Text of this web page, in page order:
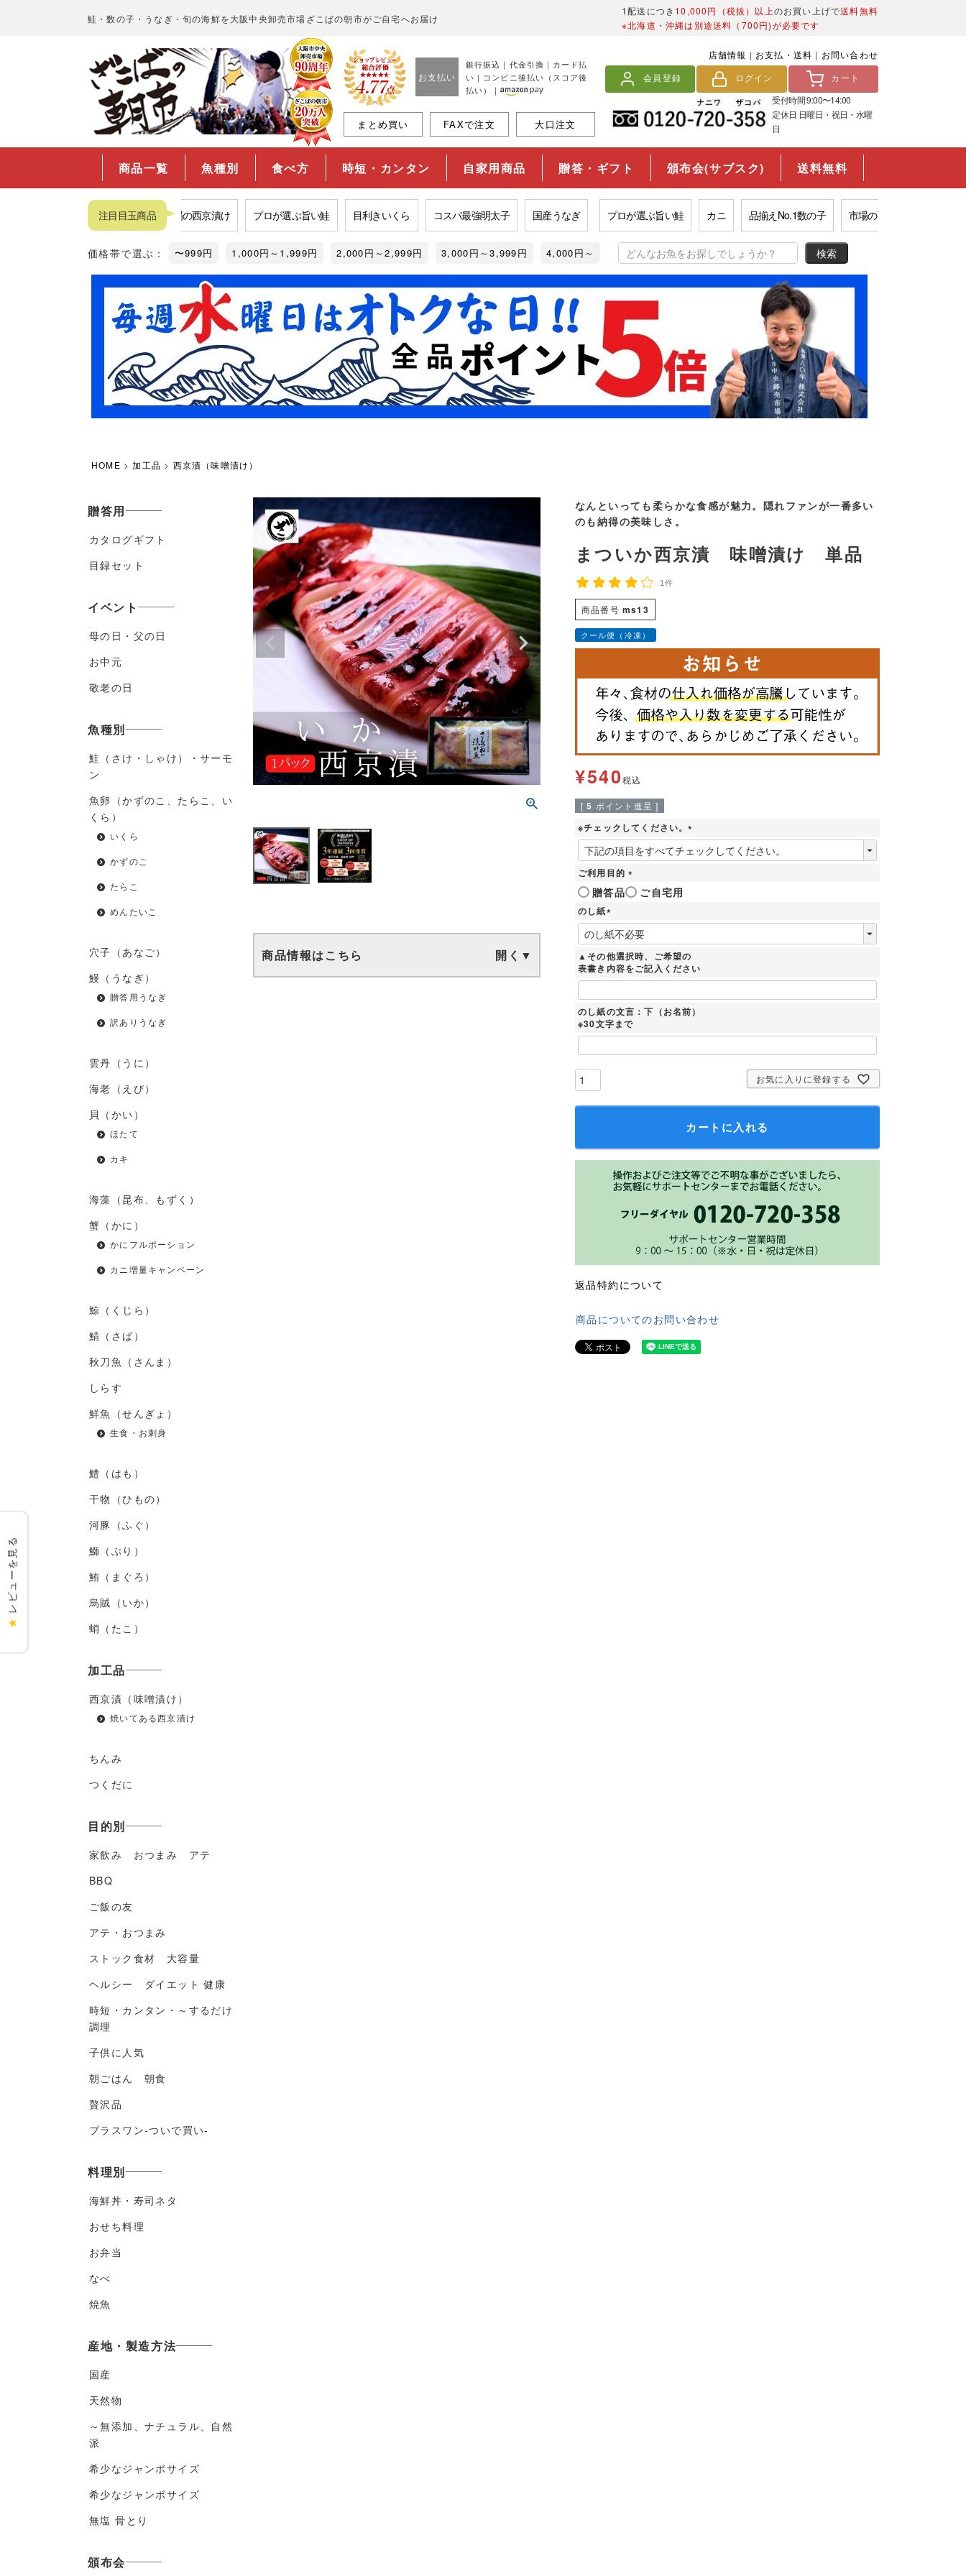
鮭・数の子・うなぎ・旬の海鮮を大阪中央卸売市場ざこばの朝市がご自宅へお届け
1配送につき 10,000円（税抜）以上のお買い上げで送料無料
※北海道・沖縄は別途送料（700円)が必要です
お支払い
銀行振込｜代金引換｜カード払
い｜コンビニ後払い（スコア後
払い）｜
まとめ買い FAXで注文 大口注文
店舗情報 | お支払・送料 | お問い合わせ
会員登録
ログイン
カート
受付時間 9:00〜14:00
定休日 日曜日・祝日・水曜
日
商品一覧 魚種別 食べ方 時短・カンタン 自家用商品 贈答・ギフト 頒布会(サブスク) 送料無料
注目目玉商品
福袋 市場の西京漬け プロが選ぶ旨い鮭 目利きいくら コスパ最強明太子 国産うなぎ プロが選ぶ旨い鮭 カニ 品揃えNo.1数の子 市場の西京漬け
価格帯で選ぶ： 〜999円 1,000円～1,999円 2,000円～2,999円 3,000円～3,999円 4,000円～
HOME 加工品 西京漬（味噌漬け）
贈答用
カタログギフト
目録セット
イベント
母の日・父の日
お中元
敬老の日
魚種別
鮭（さけ・しゃけ）・サーモ
ン
魚卵（かずのこ、たらこ、い
くら）
いくら
かずのこ
たらこ
めんたいこ
穴子（あなご）
鰻（うなぎ）
贈答用うなぎ
訳ありうなぎ
雲丹（うに）
海老（えび）
貝（かい）
ほたて
カキ
海藻（昆布、もずく）
蟹（かに）
かにフルポーション
カニ増量キャンペーン
鯨（くじら）
鯖（さば）
秋刀魚（さんま）
しらす
鮮魚（せんぎょ）
生食・お刺身
鱧（はも）
干物（ひもの）
河豚（ふぐ）
鰤（ぶり）
鮪（まぐろ）
烏賊（いか）
蛸（たこ）
加工品
西京漬（味噌漬け）
焼いてある西京漬け
ちんみ
つくだに
目的別
家飲み おつまみ アテ
BBQ
ご飯の友
アテ・おつまみ
ストック食材 大容量
ヘルシー ダイエット 健康
時短・カンタン・～するだけ
調理
子供に人気
朝ごはん 朝食
贅沢品
プラスワン-ついで買い-
料理別
海鮮丼・寿司ネタ
おせち料理
お弁当
なべ
焼魚
産地・製造方法
国産
天然物
～無添加、ナチュラル、自然
派
希少なジャンボサイズ
希少なジャンボサイズ
無塩 骨とり
頒布会
商品情報はこちら
なんといっても柔らかな食感が魅力。隠れファンが一番多い
のも納得の美味しさ。
まついか西京漬 味噌漬け 単品
1件
商品番号 ms13
クール便（冷凍）
¥540税込
[ 5 ポイント進呈 ]
※チェックしてください。
(
必
ご利用目的
(
必
)
贈答品 ご自宅用
のし紙
(
必
須
)
▲その他選択時、ご希望の
表書き内容をご記入ください
のし紙の文言：下（お名前）
※30文字まで
お気に入りに登録する
カートに入れる
返品特約について
商品についてのお問い合わせ
★
レビューを見る